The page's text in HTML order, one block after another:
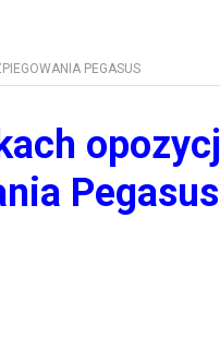
PEGASUS
Pegasus